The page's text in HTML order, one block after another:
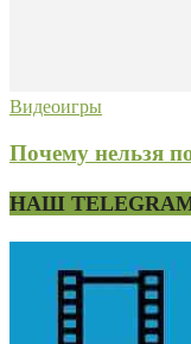
Видеоигры
Почему нельзя
НАШ